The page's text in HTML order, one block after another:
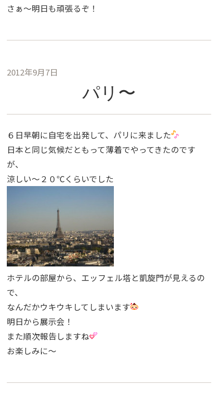
さぁ〜明日も頑張るぞ！
2012年9月7日
パリ〜
６日早朝に自宅を出発して、パリに来ました
日本と同じ気候だともって薄着でやってきたのです
が、
涼しい〜２０℃くらいでした
ホテルの部屋から、エッフェル塔と凱旋門が見えるの
で、
なんだかウキウキしてしまいます
明日から展示会！
また順次報告しますね
お楽しみに〜